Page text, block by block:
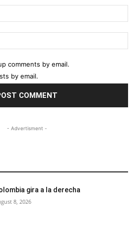
comments by email.
by email.
- Advertisment -
gira a la derecha
8, 2026